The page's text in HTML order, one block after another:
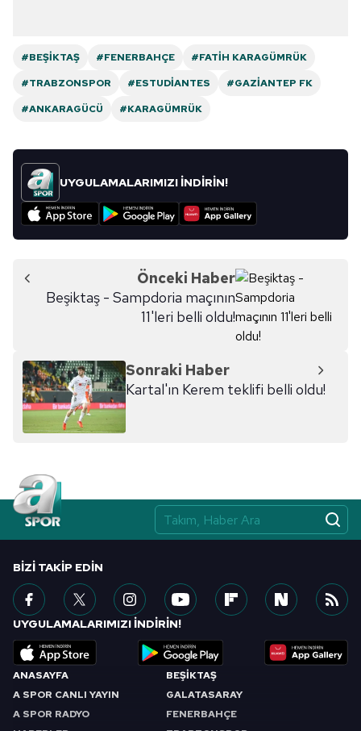
#BEŞIKTAŞ #FENERBAHÇE
#FATIH KARAGÜMRÜK
#TRABZONSPOR
#ESTUDIANTES
#GAZIANTEP FK
#ANKARAGÜCÜ
#KARAGÜMRÜK
UYGULAMALARIMIZI İNDİRİN!
Önceki Haber
Beşiktaş - Sampdoria maçının
11'leri belli oldu!
Sonraki Haber
Kartal'ın Kerem teklifi belli oldu!
ANASAYFA
A SPOR CANLI YAYIN
A SPOR RADYO
BEŞİKTAŞ
GALATASARAY
FENERBAHÇE
BIZI TAKIP EDIN
UYGULAMALARIMIZI İNDİRİN!